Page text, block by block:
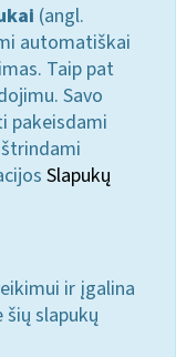
(angl.
automatiškai
Taip pat
Savo
pakeisdami
Slapukų
ir įgalina
slapukų